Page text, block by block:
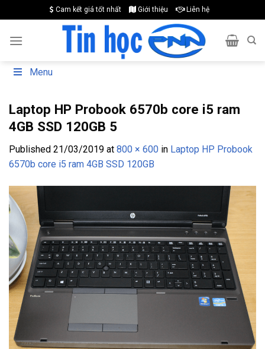
to
content
Cam kết giá tốt nhất Giới thiệu Liên hệ
Menu
Laptop HP Probook 6570b core i5 ram
4GB SSD 120GB 5
Published 21/03/2019 at 800 × 600 in Laptop HP Probook
6570b core i5 ram 4GB SSD 120GB